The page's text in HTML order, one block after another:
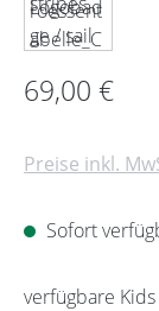
Regulärer Preis:
69,00 €
Preise inkl.
Sofort
verfügbare